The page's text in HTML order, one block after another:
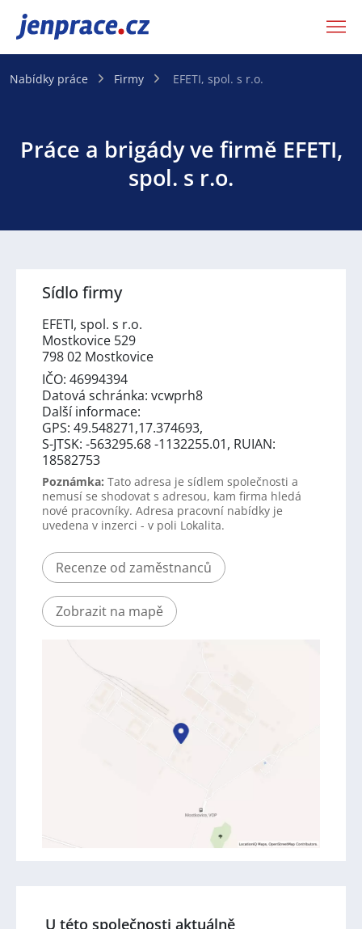
JenPráce.cz
Nabídky práce Firmy EFETI, spol. s r.o.
Práce a brigády ve firmě EFETI,
spol. s r.o.
Sídlo firmy
EFETI, spol. s r.o.
Mostkovice 529
798 02 Mostkovice
IČO: 46994394
Datová schránka: vcwprh8
Další informace:
GPS: 49.548271,17.374693,
S-JTSK: -563295.68 -1132255.01, RUIAN:
18582753
Poznámka: Tato adresa je sídlem společnosti a
nemusí se shodovat s adresou, kam firma hledá
nové pracovníky. Adresa pracovní nabídky je
uvedena v inzerci - v poli Lokalita.
Recenze od zaměstnanců
Zobrazit na mapě
U této společnosti aktuálně